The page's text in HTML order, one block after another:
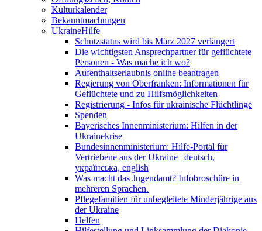
Kulturkalender
Bekanntmachungen
UkraineHilfe
Schutzstatus wird bis März 2027 verlängert
Die wichtigsten Ansprechpartner für geflüchtete
Personen - Was mache ich wo?
Aufenthaltserlaubnis online beantragen
Regierung von Oberfranken: Informationen für
Geflüchtete und zu Hilfsmöglichkeiten
Registrierung - Infos für ukrainische Flüchtlinge
Spenden
Bayerisches Innenministerium: Hilfen in der
Ukrainekrise
Bundesinnenministerium: Hilfe-Portal für
Vertriebene aus der Ukraine | deutsch,
українська, english
Was macht das Jugendamt? Infobroschüre in
mehreren Sprachen.
Pflegefamilien für unbegleitete Minderjährige aus
der Ukraine
Helfen